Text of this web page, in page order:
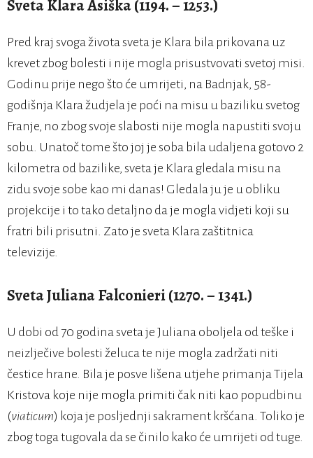
Sveta Klara Asiška (1194. – 1253.)
Pred kraj svoga života sveta je Klara bila prikovana uz
krevet zbog bolesti i nije mogla prisustvovati svetoj misi.
Godinu prije nego što će umrijeti, na Badnjak, 58-
godišnja Klara žudjela je poći na misu u baziliku svetog
Franje, no zbog svoje slabosti nije mogla napustiti svoju
sobu. Unatoč tome što joj je soba bila udaljena gotovo 2
kilometra od bazilike, sveta je Klara gledala misu na
zidu svoje sobe kao mi danas! Gledala ju je u obliku
projekcije i to tako detaljno da je mogla vidjeti koji su
fratri bili prisutni. Zato je sveta Klara zaštitnica
televizije.
Sveta Juliana Falconieri (1270. – 1341.)
U dobi od 70 godina sveta je Juliana oboljela od teške i
neizlječive bolesti želuca te nije mogla zadržati niti
čestice hrane. Bila je posve lišena utjehe primanja Tijela
Kristova koje nije mogla primiti čak niti kao popudbinu
(viaticum) koja je posljednji sakrament kršćana. Toliko je
zbog toga tugovala da se činilo kako će umrijeti od tuge.